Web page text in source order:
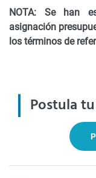
NOTA: Se han
asignación
los términos de
Postula